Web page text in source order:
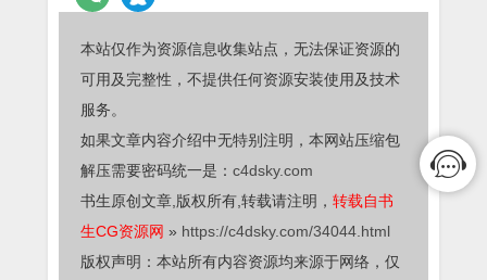
本站仅作为资源信息收集站点，无法保证资源的
可用及完整性，不提供任何资源安装使用及技术
服务。
如果文章内容介绍中无特别注明，本网站压缩包
解压需要密码统一是： c4dsky.com
书生原创文章,版权所有,转载请注明， 转载自书
生CG资源网 » https://c4dsky.com/34044.html
版权声明：本站所有内容资源均来源于网络，仅